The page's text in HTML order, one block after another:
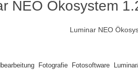
NEO Ökosystem
Luminar NEO
Fotografie Fotosoftware